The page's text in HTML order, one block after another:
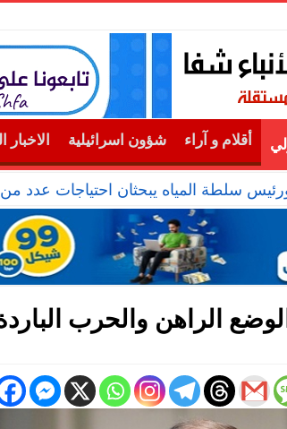
أقلام و آراء شؤون اسرائيلية الاخبار
سلطة المياه يبحثان احتياجات عدد
الراهن والحرب